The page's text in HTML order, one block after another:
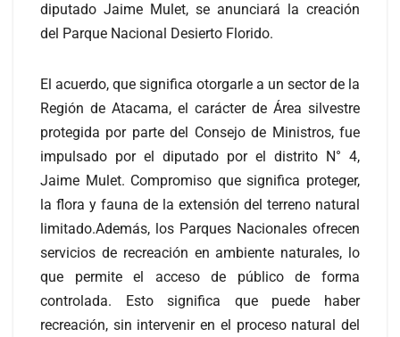
diputado Jaime Mulet, se anunciará la creación
del Parque Nacional Desierto Florido.
El acuerdo, que significa otorgarle a un sector de la
Región de Atacama, el carácter de Área silvestre
protegida por parte del Consejo de Ministros, fue
impulsado por el diputado por el distrito N° 4,
Jaime Mulet. Compromiso que significa proteger,
la flora y fauna de la extensión del terreno natural
limitado.Además, los Parques Nacionales ofrecen
servicios de recreación en ambiente naturales, lo
que permite el acceso de público de forma
controlada. Esto significa que puede haber
recreación, sin intervenir en el proceso natural del